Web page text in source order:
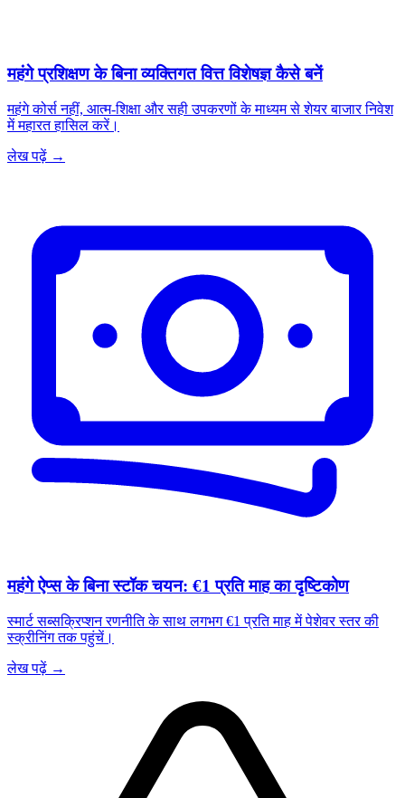
महंगे प्रशिक्षण के बिना व्यक्तिगत वित्त विशेषज्ञ कैसे बनें
महंगे कोर्स नहीं, आत्म-शिक्षा और सही उपकरणों के माध्यम से शेयर बाजार निवेश
में महारत हासिल करें।
लेख पढ़ें →
महंगे ऐप्स के बिना स्टॉक चयन: €1 प्रति माह का दृष्टिकोण
स्मार्ट सब्सक्रिप्शन रणनीति के साथ लगभग €1 प्रति माह में पेशेवर स्तर की
स्क्रीनिंग तक पहुंचें।
लेख पढ़ें →